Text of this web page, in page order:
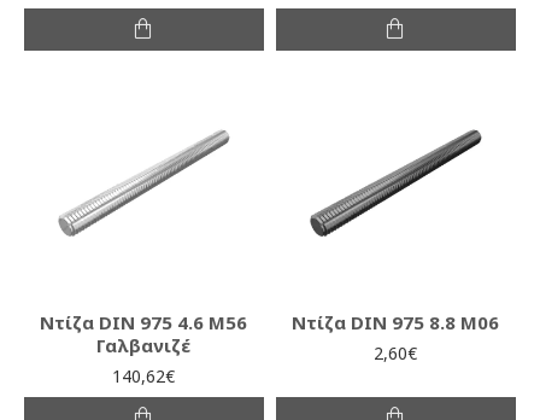
Ντίζα DIN 975 4.6 M56
Γαλβανιζέ
140,62€
Ντίζα DIN 975 8.8 M06
2,60€